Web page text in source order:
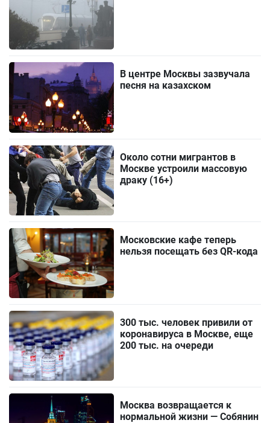
В центре Москвы зазвучала
песня на казахском
Около сотни мигрантов в
Москве устроили массовую
драку (16+)
Московские кафе теперь
нельзя посещать без QR-кода
300 тыс. человек привили от
коронавируса в Москве, еще
200 тыс. на очереди
Москва возвращается к
нормальной жизни — Собянин